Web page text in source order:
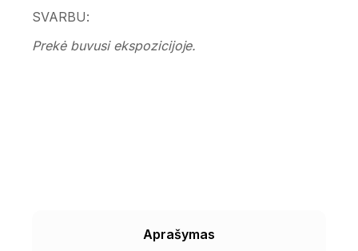
SVARBU:
Prekė buvusi ekspozicijoje.
Aprašymas